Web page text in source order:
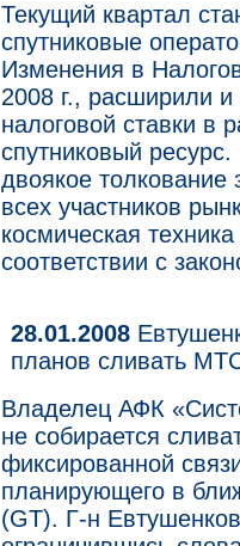
Текущий квартал
спутниковые
Изменения в
2008 г., расширили
налоговой ставки в
спутниковый
двоякое толкование
всех участников
космическая
соответствии с
28.01.2008
планов сливать
Владелец АФК
не собирается
фиксированной
планирующего в
(GT). Г-н